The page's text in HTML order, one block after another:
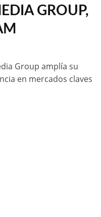
GROUP,
Group amplía su
en mercados claves